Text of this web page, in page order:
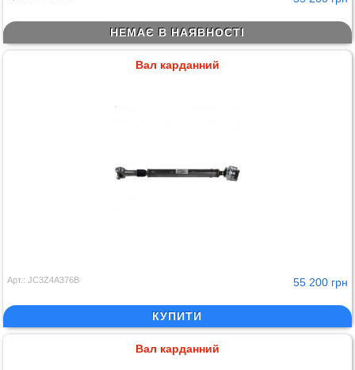
НЕМАЄ В НАЯВНОСТІ
Вал карданний
Арт.: JC3Z4A376B 55 200 грн
КУПИТИ
Вал карданний